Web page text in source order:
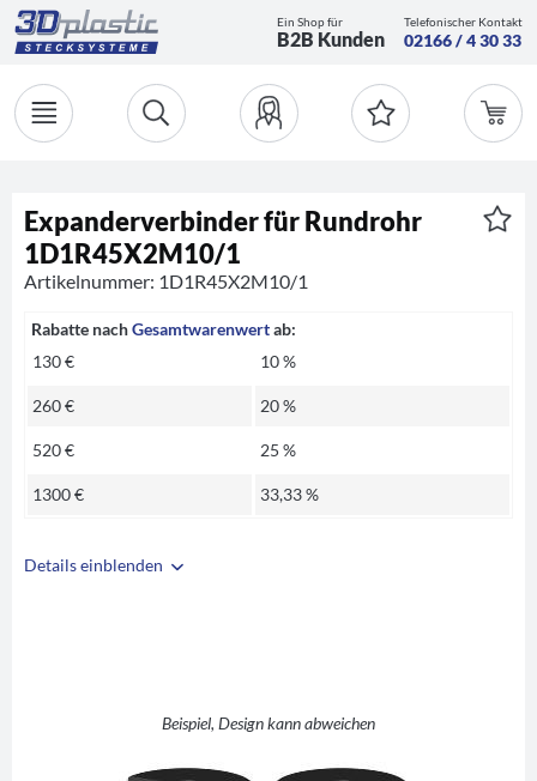
Ein Shop für
B2B Kunden
Telefonischer Kontakt
02166 / 4 30 33
Details einblenden
Beispiel, Design kann abweichen
Expanderverbinder für Rundrohr
1D1R45X2M10/1
Artikelnummer: 1D1R45X2M10/1
Rabatte nachGesamtwarenwertab:
130 €
10 %
260 € 20 %
520 € 25 %
1300 € 33,33 %